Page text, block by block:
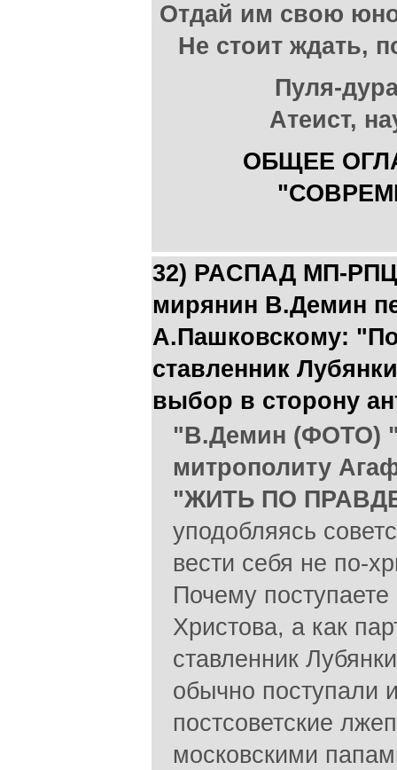
Отдай им свою
Не стоит ждать,
Пуля-
Атеист,
ОБЩЕЕ
32) РАCПАД МП-
мирянин В.Демин
А.Пашковскому:
ставленник
выбор в сторону
"В.Демин (ФОТО)
митрополиту
"ЖИТЬ ПО
уподобляясь
вести себя не по-
Почему
Христова, а как
ставленник
обычно поступали
постсоветские
московскими